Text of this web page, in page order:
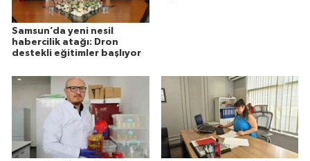
Samsun’da yeni nesil
habercilik atağı: Dron
destekli eğitimler başlıyor